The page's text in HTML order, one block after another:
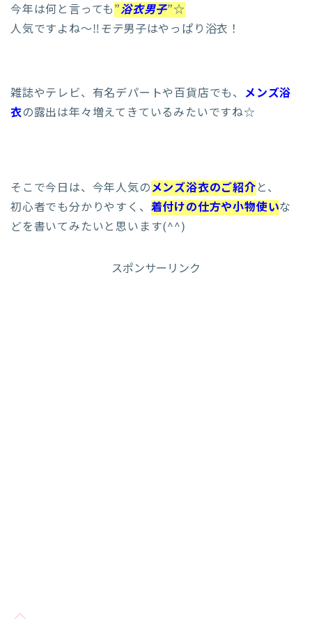
今年は何と言っても”浴衣男子”☆
人気ですよね〜‼︎モテ男子はやっぱり浴衣！
雑誌やテレビ、有名デパートや百貨店でも、 メンズ浴
衣の露出は年々増えてきているみたいですね☆
そこで今日は、今年人気のメンズ浴衣のご紹介と、
初心者でも分かりやすく、 着付けの仕方や小物使いな
どを書いてみたいと思います(^^)
スポンサーリンク